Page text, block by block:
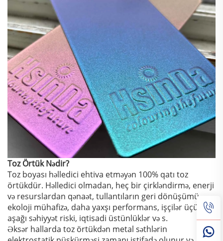
Toz Örtük Nədir?
Toz boyası həlledici ehtiva etməyən 100% qatı toz
örtükdür. Həlledici olmadan, heç bir çirkləndirmə, enerji
və resurslardan qənaət, tullantıların geri dönüşümü,
ekoloji mühafizə, daha yaxşı performans, işçilər üçün
aşağı səhiyyət riski, iqtisadi üstünlüklər və s.
Əksər hallarda toz örtükdən metal səthlərin